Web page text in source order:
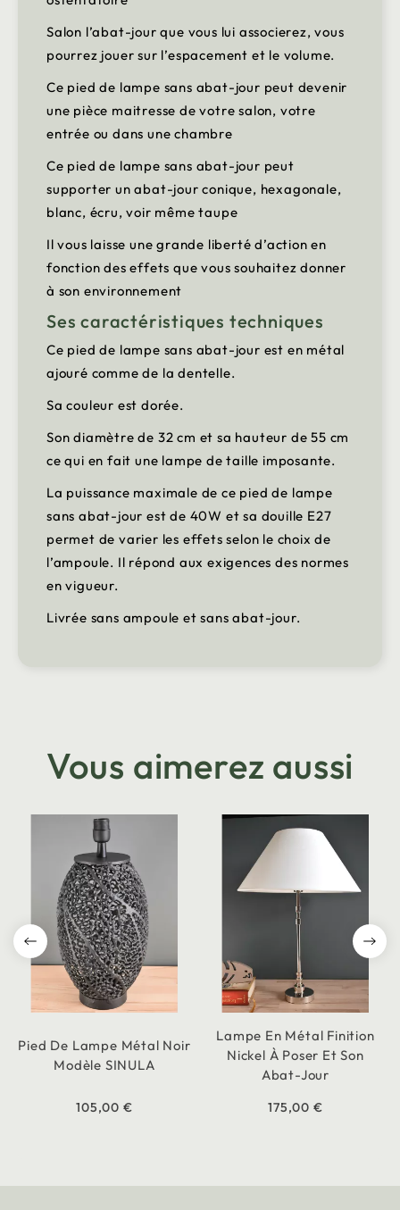
Salon l’abat-jour que vous lui associerez, vous
pourrez jouer sur l’espacement et le volume.
Ce pied de lampe sans abat-jour peut devenir
une pièce maitresse de votre salon, votre
entrée ou dans une chambre
Ce pied de lampe sans abat-jour peut
supporter un abat-jour conique, hexagonale,
blanc, écru, voir même taupe
Il vous laisse une grande liberté d’action en
fonction des effets que vous souhaitez donner
à son environnement
Ses caractéristiques techniques
Ce pied de lampe sans abat-jour est en métal
ajouré comme de la dentelle.
Sa couleur est dorée.
Son diamètre de 32 cm et sa hauteur de 55 cm
ce qui en fait une lampe de taille imposante.
La puissance maximale de ce pied de lampe
sans abat-jour est de 40W et sa douille E27
permet de varier les effets selon le choix de
l’ampoule. Il répond aux exigences des normes
en vigueur.
Livrée sans ampoule et sans abat-jour.
Vous aimerez aussi
Pied De Lampe Métal Noir
Modèle SINULA
105,00 €
Lampe En Métal Finition
Nickel À Poser Et Son
Abat-Jour
175,00 €